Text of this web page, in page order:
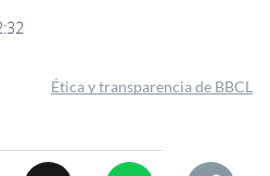
Ética y transparencia de BBCL